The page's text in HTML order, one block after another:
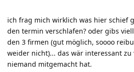
ich frag mich wirklich was hier schief
den termin verschlafen? oder gibs
den 3 firmen (gut möglich, soooo
weider nicht)... das wär interessant zu
niemand mitgemacht hat.